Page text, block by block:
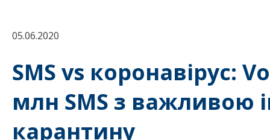
05.06.2020
SMS vs коронавірус:
млн SMS з важливою
карантину